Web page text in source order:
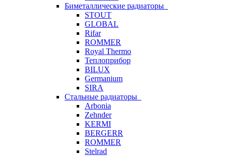
Биметаллические радиаторы
STOUT
GLOBAL
Rifar
ROMMER
Royal Thermo
Теплоприбор
BILUX
Germanium
SIRA
Стальные радиаторы
Arbonia
Zehnder
KERMI
BERGERR
ROMMER
Stelrad